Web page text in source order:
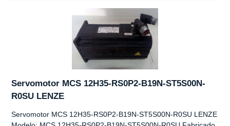
Servomotor MCS 12H35-RS0P2-B19N-ST5S00N-
R0SU LENZE
Servomotor MCS 12H35-RS0P2-B19N-ST5S00N-R0SU LENZE